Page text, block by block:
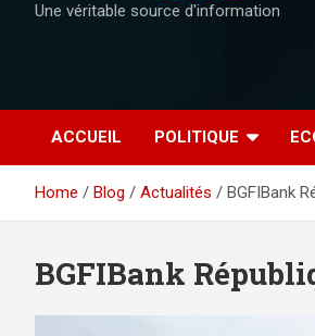
Une véritable source d'information
ACCUEIL POLITIQUE
Home Blog Actualités BGFIBank
BGFIBank